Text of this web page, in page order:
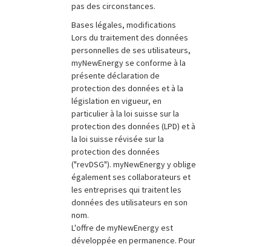
pas des circonstances.
Bases légales, modifications
Lors du traitement des données
personnelles de ses utilisateurs,
myNewEnergy se conforme à la
présente déclaration de
protection des données et à la
législation en vigueur, en
particulier à la loi suisse sur la
protection des données (LPD) et à
la loi suisse révisée sur la
protection des données
("revDSG"). myNewEnergy y oblige
également ses collaborateurs et
les entreprises qui traitent les
données des utilisateurs en son
nom.
L'offre de myNewEnergy est
développée en permanence. Pour